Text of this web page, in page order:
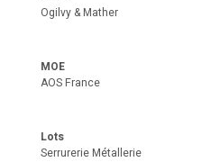
Ogilvy & Mather
MOE
AOS France
Lots
Serrurerie Métallerie